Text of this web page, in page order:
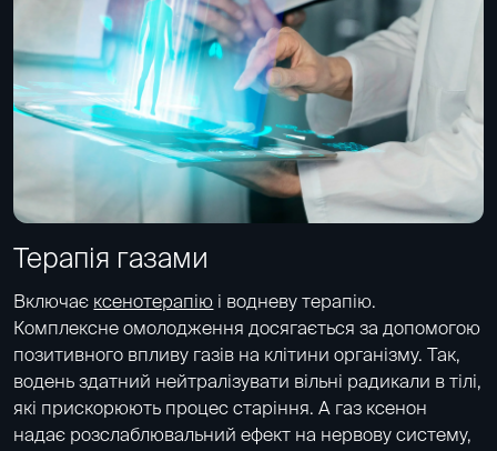
Терапія газами
Включає ксенотерапію і водневу терапію.
Комплексне омолодження досягається за допомогою
позитивного впливу газів на клітини організму. Так,
водень здатний нейтралізувати вільні радикали в тілі,
які прискорюють процес старіння. А газ ксенон
надає розслаблювальний ефект на нервову систему,